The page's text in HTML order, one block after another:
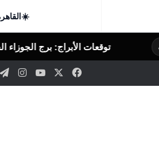
☀️
الأبراج: برج الجوزاء الخميس 6 أغسطس
فيسبوك ‫YouTube